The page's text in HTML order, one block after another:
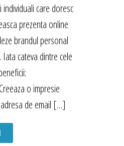
care doresc
prezenta online
brandul personal
cateva dintre cele
o impresie
de email […]